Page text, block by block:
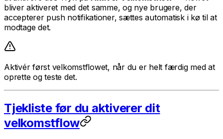
bliver aktiveret med det samme, og nye brugere, der
accepterer push notifikationer, sættes automatisk i kø til at
modtage det.
Aktivér først velkomstflowet, når du er helt færdig med at
oprette og teste det.
Tjekliste før du aktiverer dit
velkomstflow